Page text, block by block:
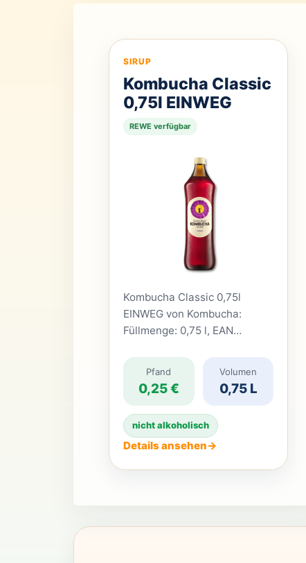
SIRUP
Kombucha Classic
0,75l EINWEG
REWE verfügbar
Kombucha Classic 0,75l
EINWEG von Kombucha:
Füllmenge: 0,75 l, EAN
Pfand
0,25 €
Volumen
0,75 L
nicht alkoholisch
Details ansehen→